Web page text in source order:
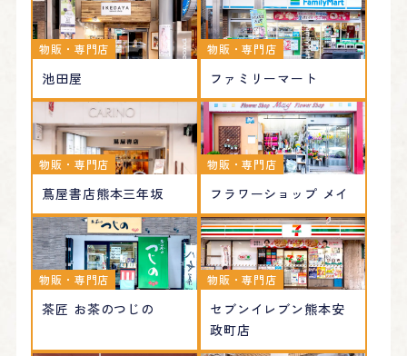
物販・専門店
池田屋
物販・専門店
ファミリーマート
物販・専門店
蔦屋書店熊本三年坂
物販・専門店
フラワーショップ メイ
物販・専門店
茶匠 お茶のつじの
物販・専門店
セブンイレブン熊本安
政町店